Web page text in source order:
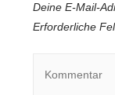
Deine E-Mail-
Erforderliche